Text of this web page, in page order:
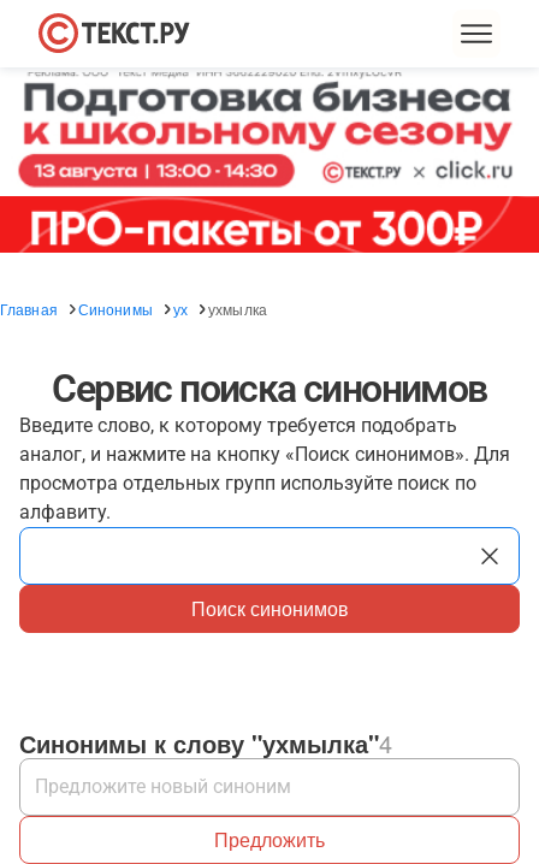
Главная Синонимы ух ухмылка
Сервис поиска синонимов
Введите слово, к которому требуется подобрать
аналог, и нажмите на кнопку «Поиск синонимов». Для
просмотра отдельных групп используйте поиск по
алфавиту.
Поиск синонимов
Синонимы к слову "ухмылка"4
Предложить